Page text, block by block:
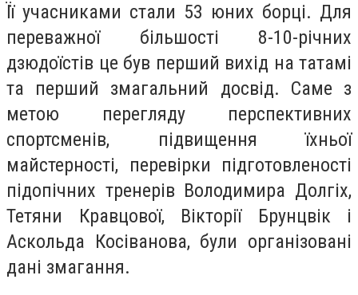
Її учасниками стали 53 юних борці. Для
переважної більшості 8-10-річних
дзюдоїстів це був перший вихід на татамі
та перший змагальний досвід. Саме з
метою перегляду перспективних
спортсменів, підвищення їхньої
майстерності, перевірки підготовленості
підопічних тренерів Володимира Долгіх,
Тетяни Кравцової, Вікторії Брунцвік і
Аскольда Косіванова, були організовані
дані змагання.